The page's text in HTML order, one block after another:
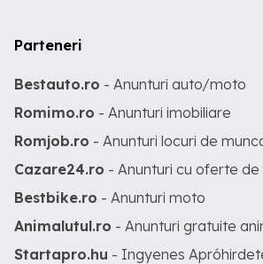
Parteneri
Bestauto.ro - Anunturi auto/moto
Romimo.ro - Anunturi imobiliare
Romjob.ro - Anunturi locuri de
Cazare24.ro - Anunturi cu oferte
Bestbike.ro - Anunturi moto
Animalutul.ro - Anunturi gratuite
Startapro.hu - Ingyenes